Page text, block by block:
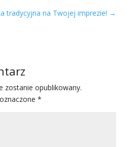
tradycyjna na Twojej imprezie! →
zostanie opublikowany.
*